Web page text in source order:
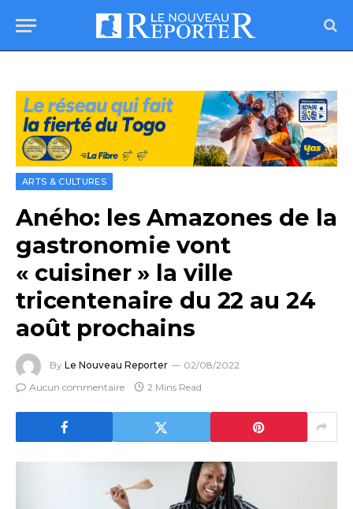
ARTS & CULTURES
Aného: les Amazones de la
gastronomie vont
« cuisiner » la ville
tricentenaire du 22 au 24
août prochains
By Le Nouveau Reporter
02/08/2022
Aucun commentaire
2 Mins Read